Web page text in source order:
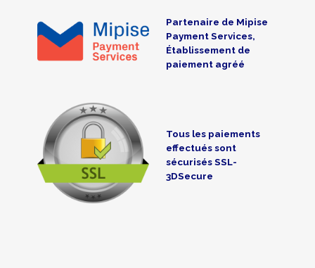
Partenaire de Mipise
Payment Services,
Établissement de
paiement agréé
Tous les paiements
effectués sont
sécurisés SSL-
3DSecure